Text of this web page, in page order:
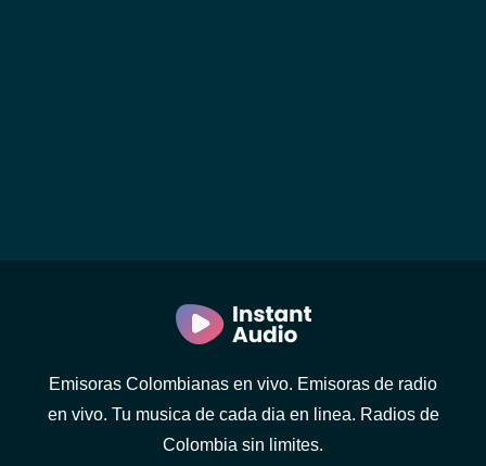
Emisoras Colombianas en vivo. Emisoras de radio
en vivo. Tu musica de cada dia en linea. Radios de
Colombia sin limites.